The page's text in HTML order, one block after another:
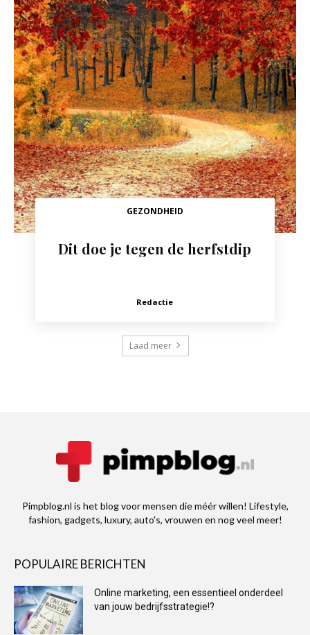
GEZONDHEID
Dit doe je tegen de herfstdip
Redactie
Laad meer
Pimpblog.nl is het blog voor mensen die méér willen! Lifestyle,
fashion, gadgets, luxury, auto's, vrouwen en nog veel meer!
POPULAIRE BERICHTEN
Online marketing, een essentieel onderdeel
van jouw bedrijfsstrategie!?